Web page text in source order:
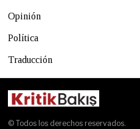
Opinión
Política
Traducción
© Todos los derechos reservados.